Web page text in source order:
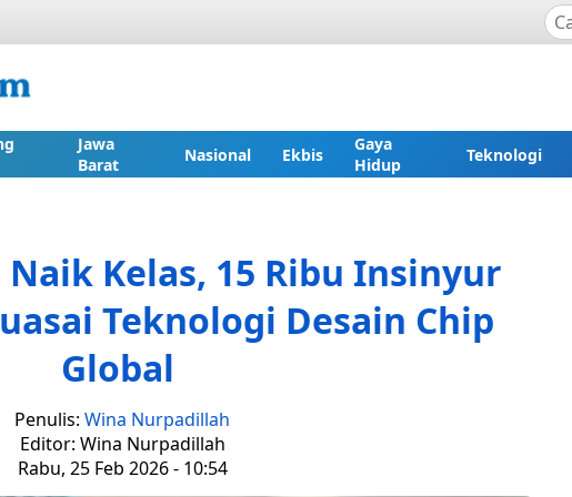
Jawa
Barat
Nasional Ekbis
Gaya
Hidup
Teknologi
Kelas, 15 Ribu Insinyur
Teknologi Desain Chip
Global
Penulis: Wina Nurpadillah
Editor: Wina Nurpadillah
Rabu, 25 Feb 2026 - 10:54